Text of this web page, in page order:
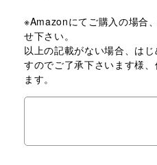
※Amazonにてご購入の場合
せ下さい。
以上の記載がない場合、は
すのでご了承下さいます様
ます。